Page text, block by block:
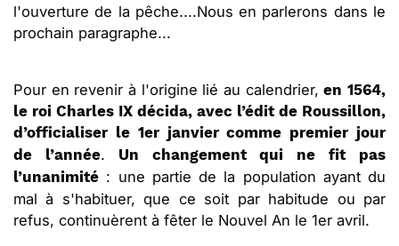
l'ouverture de la pêche....Nous en parlerons dans le
prochain paragraphe...
Pour en revenir à l'origine lié au calendrier,en 1564,
le roi Charles IX décida, avec l’édit de Roussillon,
d’officialiser le 1er janvier comme premier jour
de l’année. Un changement qui ne fit pas
l’unanimité : une partie de la population ayant du
mal à s'habituer, que ce soit par habitude ou par
refus, continuèrent à fêter le Nouvel An le 1er avril.